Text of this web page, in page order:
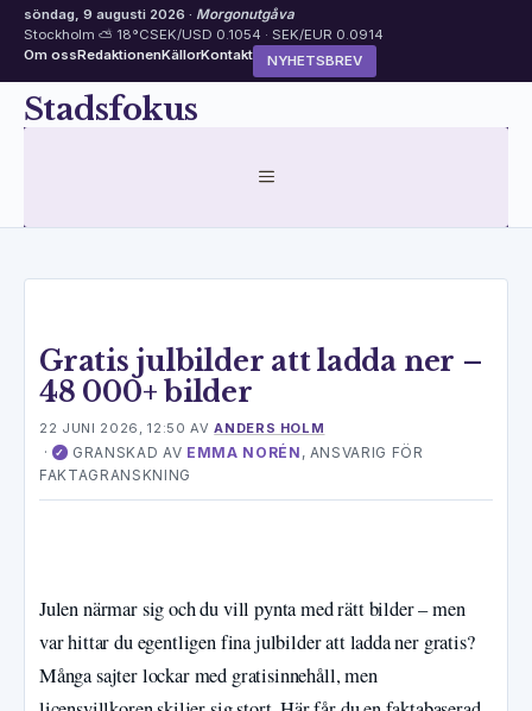
söndag, 9 augusti 2026 · Morgonutgåva
Stockholm ⛅ 18°CSEK/USD 0.1054 · SEK/EUR 0.0914
Om ossRedaktionenKällorKontakt NYHETSBREV
HoppaStadsfokus
MENY
Gratis julbilder att ladda ner –
48 000+ bilder
22 JUNI 2026, 12:50 AVANDERS HOLM
· ✓ GRANSKAD AV EMMA NORÉN , ANSVARIG FÖR
FAKTAGRANSKNING
Julen närmar sig och du vill pynta med rätt bilder – men
var hittar du egentligen fina julbilder att ladda ner gratis?
Många sajter lockar med gratisinnehåll, men